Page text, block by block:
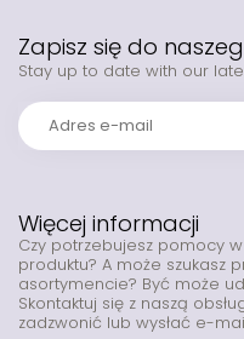
Więcej informacji
Czy potrzebujesz pomocy
produktu? A może szukasz
asortymencie? Być może
Skontaktuj się z naszą
zadzwonić lub wysłać e-
Zapisz się do
Stay up to date with our